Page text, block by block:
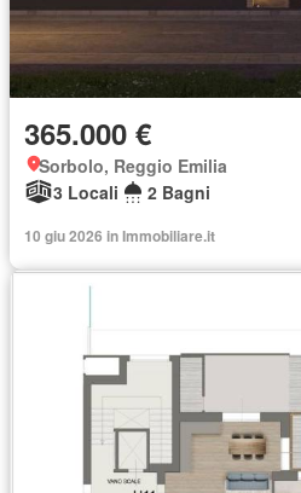
365.000 €
Sorbolo, Reggio Emilia
3 Locali
2 Bagni
10 giu 2026 in Immobiliare.it